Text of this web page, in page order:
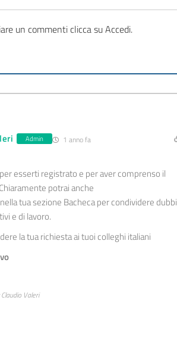
un commenti clicca su Accedi.
Admin 1 anno fa
esserti registrato e per aver comprenso il
potrai anche
nella tua sezione Bacheca per condividere dubbi
e di lavoro.
la tua richiesta ai tuoi colleghi italiani
Valeri